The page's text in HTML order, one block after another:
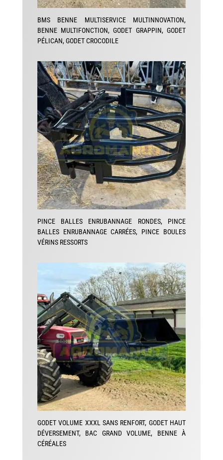
BMS BENNE MULTISERVICE MULTINNOVATION,
BENNE MULTIFONCTION, GODET GRAPPIN, GODET
PÉLICAN, GODET CROCODILE
PINCE BALLES ENRUBANNAGE RONDES, PINCE
BALLES ENRUBANNAGE CARRÉES, PINCE BOULES
VÉRINS RESSORTS
GODET VOLUME XXXL SANS RENFORT, GODET HAUT
DÉVERSEMENT, BAC GRAND VOLUME, BENNE À
CÉRÉALES